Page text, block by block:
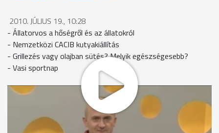
2010. JÚLIUS 19., 10:28
- Állatorvos a hőségről és az állatokról
- Nemzetközi CACIB kutyakiállítás
- Grillezés vagy olajban sütés? Melyik egészségesebb?
- Vasi sportnap